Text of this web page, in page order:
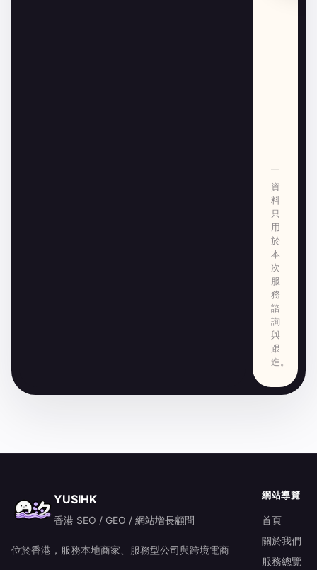
資
料
只
用
於
本
次
服
務
諮
詢
與
跟
進。
YUSIHK
香港 SEO / GEO / 網站增長顧問
位於香港，服務本地商家、服務型公司與跨境電商
網站導覽
首頁
關於我們
服務總覽